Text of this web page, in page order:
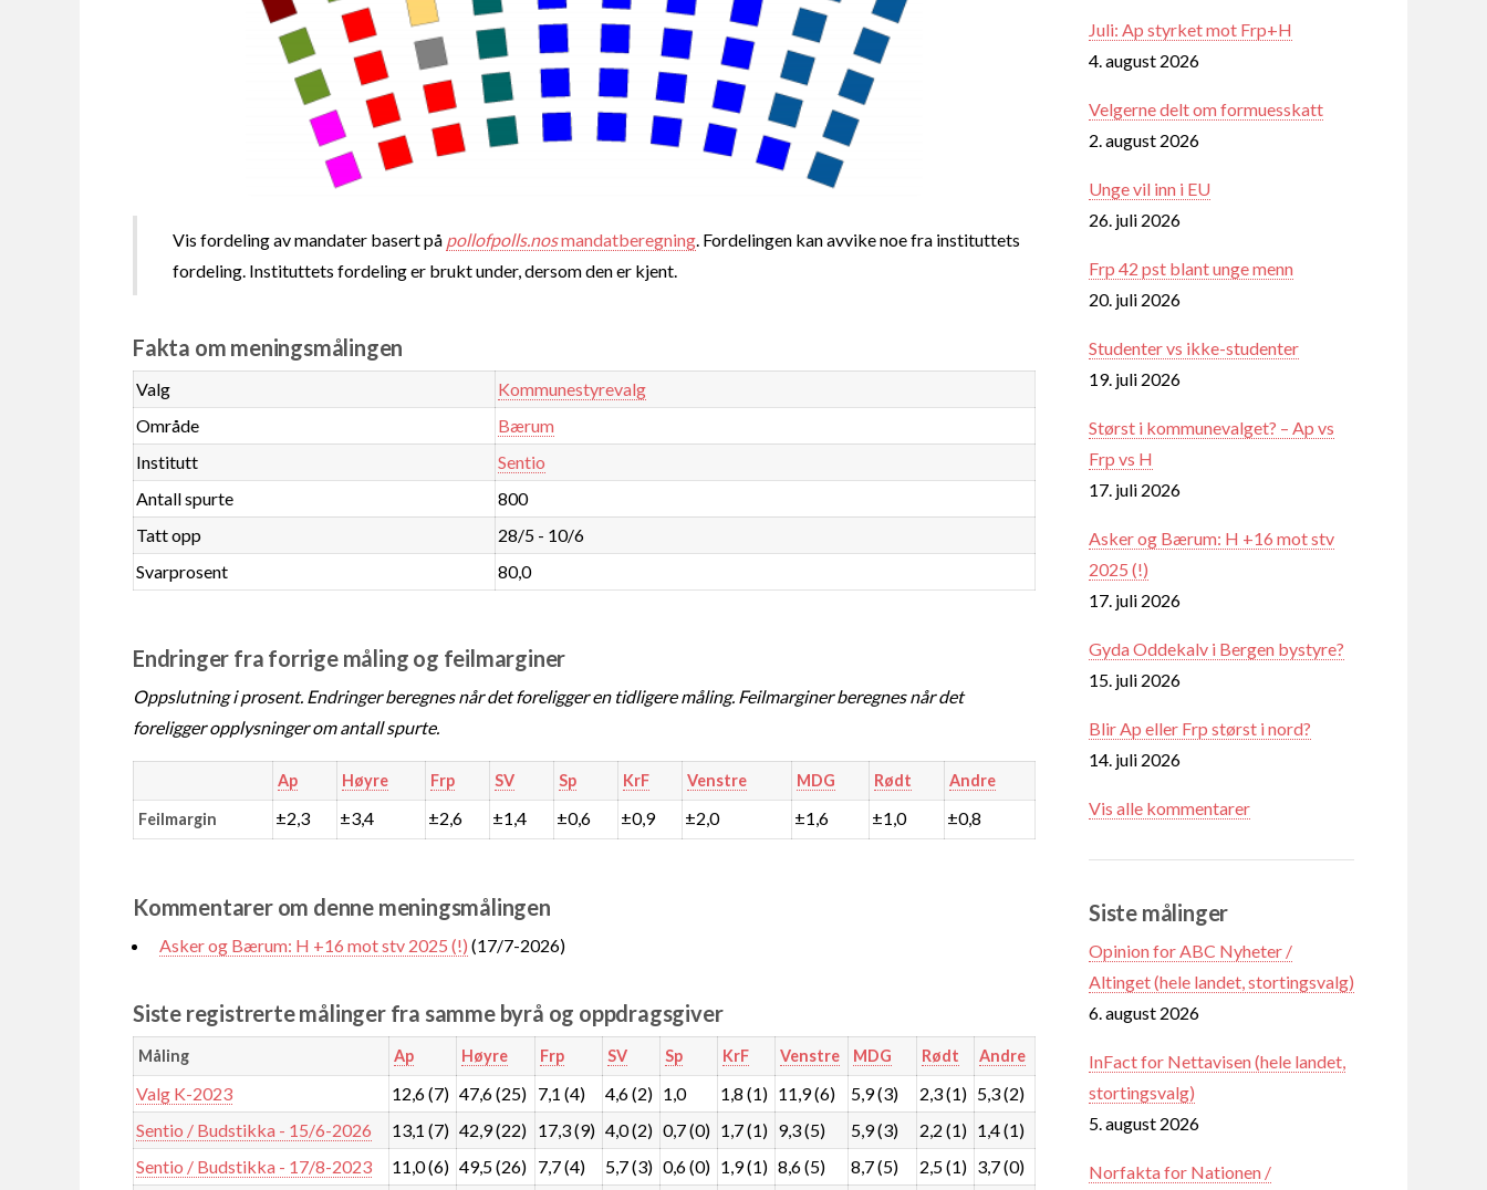
Vis fordeling av mandater basert på pollofpolls.nosmandatberegning . Fordelingen kan avvike noe fra instituttets
fordeling. Instituttets fordeling er brukt under, dersom den er kjent.
Fakta om meningsmålingen
Valg
Kommunestyrevalg
Område
Bærum
Institutt
Sentio
Antall spurte
800
Tatt opp
28/5 - 10/6
Svarprosent
80,0
Endringer fra forrige måling og feilmarginer
Oppslutning i prosent. Endringer beregnes når det foreligger en tidligere måling. Feilmarginer beregnes når det
foreligger opplysninger om antall spurte.
Ap Høyre Frp SV Sp KrF Venstre MDG Rødt Andre
Feilmargin ±2,3 ±3,4 ±2,6 ±1,4 ±0,6 ±0,9 ±2,0 ±1,6 ±1,0 ±0,8
Kommentarer om denne meningsmålingen
Asker og Bærum: H +16 mot stv 2025 (!) (17/7-2026)
Siste registrerte målinger fra samme byrå og oppdragsgiver
Måling Ap Høyre Frp SV Sp KrF Venstre MDG Rødt Andre
Valg K-2023 12,6 (7) 47,6 (25) 7,1 (4) 4,6 (2) 1,0 1,8 (1) 11,9 (6) 5,9 (3) 2,3 (1) 5,3 (2)
Sentio / Budstikka - 15/6-2026
13,1 (7) 42,9 (22) 17,3 (9) 4,0 (2) 0,7 (0) 1,7 (1) 9,3 (5) 5,9 (3) 2,2 (1) 1,4 (1)
Sentio / Budstikka - 17/8-2023
11,0 (6) 49,5 (26) 7,7 (4) 5,7 (3) 0,6 (0) 1,9 (1) 8,6 (5) 8,7 (5) 2,5 (1) 3,7 (0)
Juli: Ap styrket mot Frp+H
4. august 2026
Velgerne delt om formuesskatt
2. august 2026
Unge vil inn i EU
26. juli 2026
Frp 42 pst blant unge menn
20. juli 2026
Studenter vs ikke-studenter
19. juli 2026
Størst i kommunevalget? – Ap vs
Frp vs H
17. juli 2026
Asker og Bærum: H +16 mot stv
2025 (!)
17. juli 2026
Gyda Oddekalv i Bergen bystyre?
15. juli 2026
Blir Ap eller Frp størst i nord?
14. juli 2026
Vis alle kommentarer
Siste målinger
Opinion for ABC Nyheter /
Altinget (hele landet, stortingsvalg)
6. august 2026
InFact for Nettavisen (hele landet,
stortingsvalg)
5. august 2026
Norfakta for Nationen /